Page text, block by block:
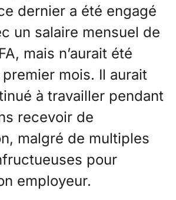
dernier a été engagé
un salaire mensuel de
mais n’aurait été
mois. Il aurait
à travailler pendant
recevoir de
malgré de multiples
pour
employeur.